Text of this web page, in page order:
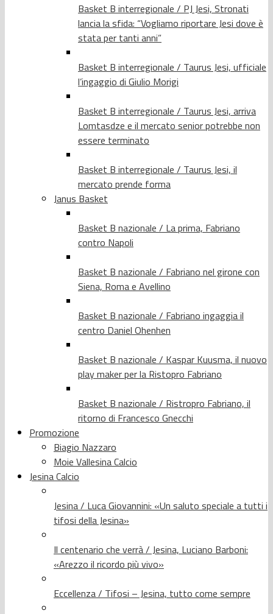
Basket B interregionale / PJ Jesi, Stronati
lancia la sfida: “Vogliamo riportare Jesi dove è
stata per tanti anni”
Basket B interregionale / Taurus Jesi, ufficiale
l’ingaggio di Giulio Morigi
Basket B interregionale / Taurus Jesi, arriva
Lomtasdze e il mercato senior potrebbe non
essere terminato
Basket B interregionale / Taurus Jesi, il
mercato prende forma
Janus Basket
Basket B nazionale / La prima, Fabriano
contro Napoli
Basket B nazionale / Fabriano nel girone con
Siena, Roma e Avellino
Basket B nazionale / Fabriano ingaggia il
centro Daniel Ohenhen
Basket B nazionale / Kaspar Kuusma, il nuovo
play maker per la Ristopro Fabriano
Basket B nazionale / Ristropro Fabriano, il
ritorno di Francesco Gnecchi
Promozione
Biagio Nazzaro
Moie Vallesina Calcio
Jesina Calcio
Jesina / Luca Giovannini: «Un saluto speciale a tutti i
tifosi della Jesina»
Il centenario che verrà / Jesina, Luciano Barboni:
«Arezzo il ricordo più vivo»
Eccellenza / Tifosi – Jesina, tutto come sempre